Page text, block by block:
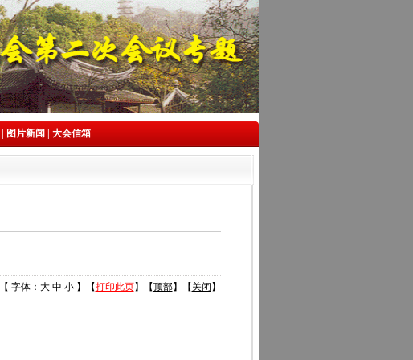
图片新闻 大会信箱
【 字体： 大 中 小】【打印此页】【顶部】【 关闭 】